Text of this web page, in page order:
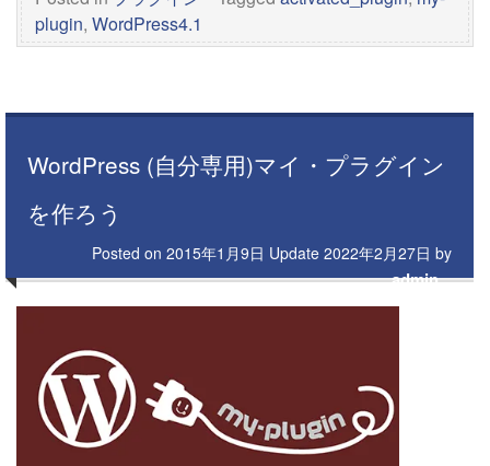
plugin, WordPress4.1
WordPress (自分専用)マイ・プラグイン
を作ろう
Posted on 2015年1月9日 Update 2022年2月27日 by
admin